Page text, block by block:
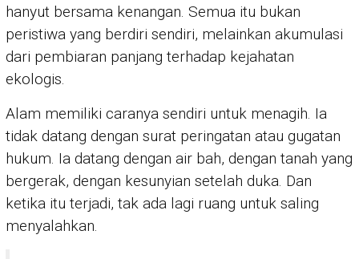
hanyut bersama kenangan. Semua itu bukan
peristiwa yang berdiri sendiri, melainkan akumulasi
dari pembiaran panjang terhadap kejahatan
ekologis.
Alam memiliki caranya sendiri untuk menagih. Ia
tidak datang dengan surat peringatan atau gugatan
hukum. Ia datang dengan air bah, dengan tanah yang
bergerak, dengan kesunyian setelah duka. Dan
ketika itu terjadi, tak ada lagi ruang untuk saling
menyalahkan.